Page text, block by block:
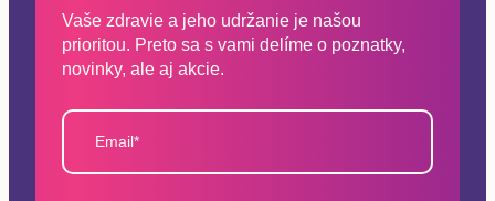
Vaše zdravie a jeho udržanie je našou
prioritou. Preto sa s vami delíme o poznatky,
novinky, ale aj akcie.
Email*